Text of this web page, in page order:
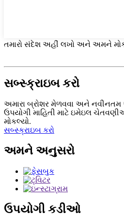
તમારો સંદેશ અહીં લખો અને અમને
સબ્સ્ક્રાઇબ કરો
અમારા બ્રોશર મેળવવા અને
ઉપયોગી માહિતી માટે ઇમેઇલ
મોકલ્યો.
સબ્સ્ક્રાઇબ કરો
અમને અનુસરો
ઉપયોગી કડીઓ